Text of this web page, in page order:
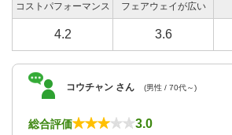
コストパフォーマンス フェアウェイが広い
4.2 3.6
コウチャン さん (男性 / 70代～)
総合評価 3.0